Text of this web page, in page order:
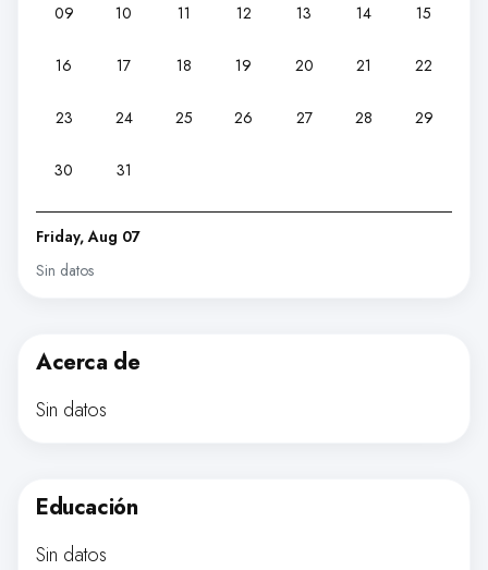
09 10 11 12 13 14 15
16 17 18 19 20 21 22
23 24 25 26 27 28 29
30 31
Friday, Aug 07
Sin datos
Acerca de
Sin datos
Educación
Sin datos